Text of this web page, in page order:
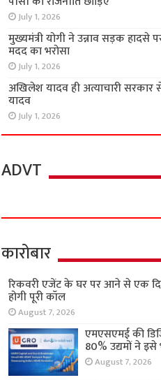
July 1, 2026
मुख्यमंत्री योगी ने उन्नाव सड़क हादसे
मदद का भरोसा
July 1, 2026
अखिलेश यादव ही अत्याचारी सरकार
यादव
July 1, 2026
ADVT
कारोबार
रिकवरी एजेंट के घर पर आने से एक
होगी पूरी कॉल
August 7, 2026
एमएसएमई की
80% उद्यमों ने इसे
August 7, 2026